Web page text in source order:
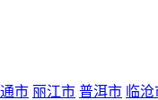
市 丽江市 普洱市 临